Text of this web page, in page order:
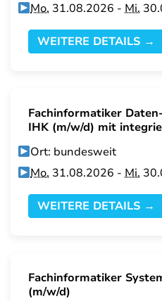
Mo. 31.08.2026 -Mi.
WEITERE DETAILS →
Fachinformatiker
IHK (m/w/d) mit
Ort: bundesweit
Mo. 31.08.2026 -Mi.
WEITERE DETAILS →
Fachinformatiker
(m/w/d)